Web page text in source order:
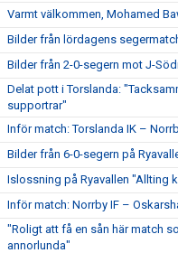
Varmt välkommen, Mohamed
Bilder från lördagens
Bilder från 2-0-segern mot J-
Delat pott i Torslanda:
supportrar"
Inför match: Torslanda IK –
Bilder från 6-0-segern på
Islossning på Ryavallen "Allting
Inför match: Norrby IF –
"Roligt att få en sån här match
annorlunda"